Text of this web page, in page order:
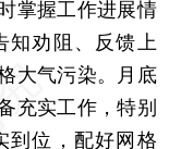
掌握工作进展情
知劝阻、反馈上
大气污染。月底
充实工作，特别
到位，配好网格